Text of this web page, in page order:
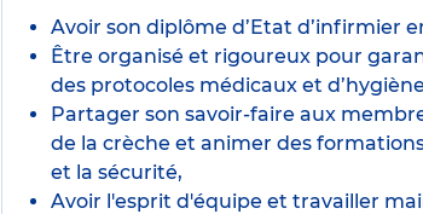
Avoir son diplôme d’Etat d’infirmier
Être organisé et rigoureux pour
des protocoles médicaux et
Partager son savoir-faire aux
de la crèche et animer des
et la sécurité,
Avoir l'esprit d'équipe et travailler